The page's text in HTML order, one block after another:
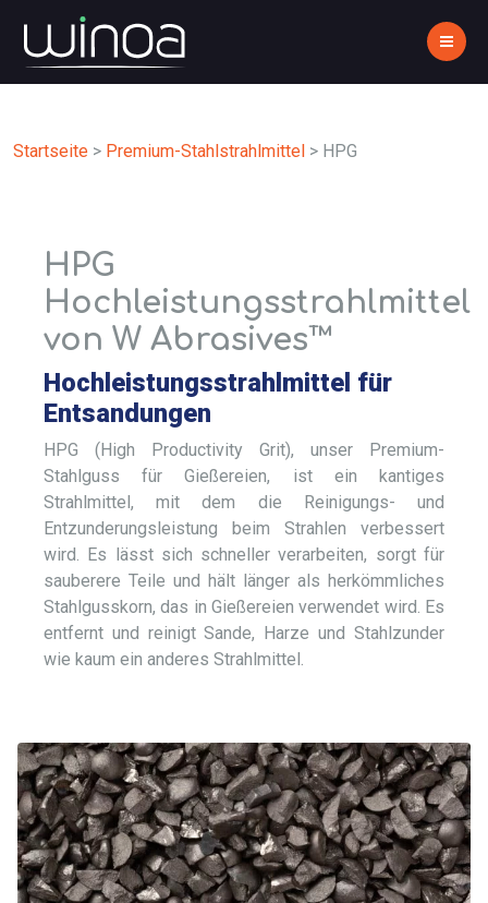
Startseite > Premium-Stahlstrahlmittel > HPG
HPG
Hochleistungsstrahlmittel
von W Abrasives™
Hochleistungsstrahlmittel für
Entsandungen
HPG (High Productivity Grit), unser Premium-
Stahlguss für Gießereien, ist ein kantiges
Strahlmittel, mit dem die Reinigungs- und
Entzunderungsleistung beim Strahlen verbessert
wird. Es lässt sich schneller verarbeiten, sorgt für
sauberere Teile und hält länger als herkömmliches
Stahlgusskorn, das in Gießereien verwendet wird. Es
entfernt und reinigt Sande, Harze und Stahlzunder
wie kaum ein anderes Strahlmittel.